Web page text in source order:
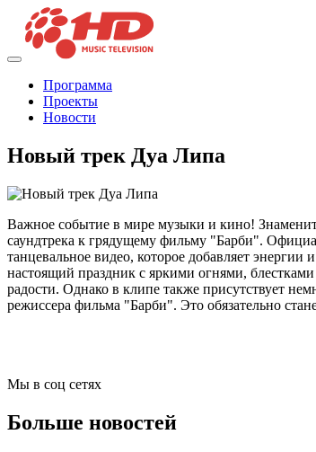
Программа
Проекты
Новости
Новый трек Дуа Липа
Важное событие в мире музыки и кино!
саундтрека к грядущему фильму "Барби".
танцевальное видео, которое добавляет
настоящий праздник с яркими огнями,
радости. Однако в клипе также присутствует
режиссера фильма "Барби". Это обязательно
Мы в соц сетях
Больше новостей